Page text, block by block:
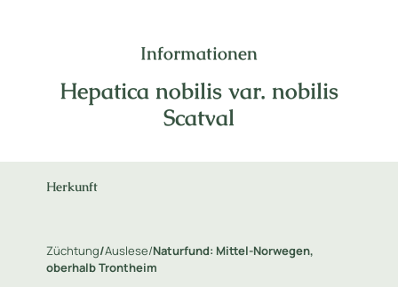
Informationen
Hepatica nobilis var. nobilis
Scatval
Herkunft
Züchtung/Auslese/Naturfund: Mittel-Norwegen,
oberhalb Trontheim